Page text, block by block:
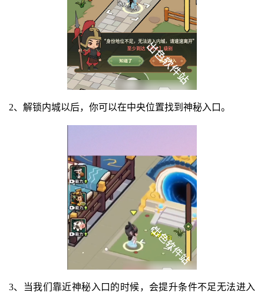
2、解锁内城以后，你可以在中央位置找到神秘入口。
3、当我们靠近神秘入口的时候，会提升条件不足无法进入